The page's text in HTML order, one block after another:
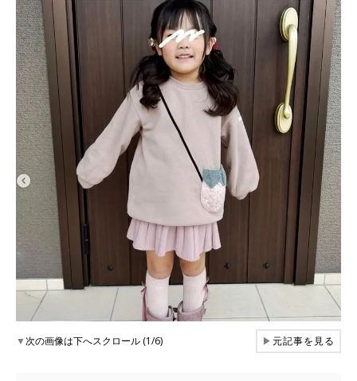
▼次の画像は下へスクロール (1/6) ▶元記事を見る